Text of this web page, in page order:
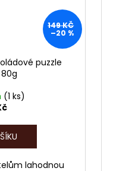
149 KČ
–20 %
puzzle
(1 ks)
lahodnou